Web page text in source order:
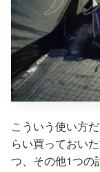
こういう使い方
らい買っておい
つ、その他1つの